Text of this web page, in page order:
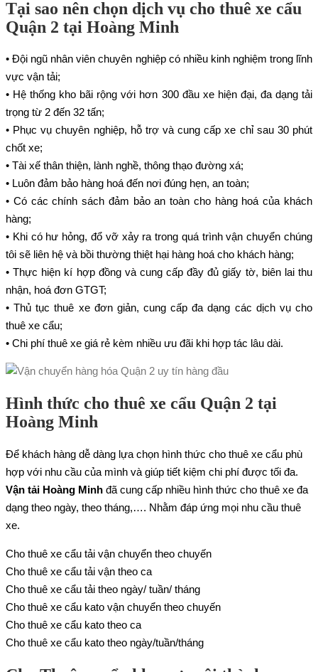
Tại sao nên chọn dịch vụ cho thuê xe cẩu
Quận 2 tại Hoàng Minh
• Đội ngũ nhân viên chuyên nghiệp có nhiều kinh nghiệm trong lĩnh
vực vận tải;
• Hệ thống kho bãi rộng với hơn 300 đầu xe hiện đại, đa dạng tải
trọng từ 2 đến 32 tấn;
• Phục vụ chuyên nghiệp, hỗ trợ và cung cấp xe chỉ sau 30 phút
chốt xe;
• Tài xế thân thiện, lành nghề, thông thạo đường xá;
• Luôn đảm bảo hàng hoá đến nơi đúng hẹn, an toàn;
• Có các chính sách đảm bảo an toàn cho hàng hoá của khách
hàng;
• Khi có hư hỏng, đổ vỡ xảy ra trong quá trình vận chuyển chúng
tôi sẽ liên hệ và bồi thường thiệt hại hàng hoá cho khách hàng;
• Thực hiện kí hợp đồng và cung cấp đầy đủ giấy tờ, biên lai thu
nhận, hoá đơn GTGT;
• Thủ tục thuê xe đơn giản, cung cấp đa dạng các dịch vụ cho
thuê xe cẩu;
• Chi phí thuê xe giá rẻ kèm nhiều ưu đãi khi hợp tác lâu dài.
Hình thức cho thuê xe cẩu Quận 2 tại
Hoàng Minh
Để khách hàng dễ dàng lựa chọn hình thức cho thuê xe cẩu phù
hợp với nhu cầu của mình và giúp tiết kiệm chi phí được tối đa.
Vận tải Hoàng Minh đã cung cấp nhiều hình thức cho thuê xe đa
dạng theo ngày, theo tháng,…. Nhằm đáp ứng mọi nhu cầu thuê
xe.
Cho thuê xe cẩu tải vận chuyển theo chuyến
Cho thuê xe cẩu tải vận theo ca
Cho thuê xe cẩu tải theo ngày/ tuần/ tháng
Cho thuê xe cẩu kato vận chuyển theo chuyến
Cho thuê xe cẩu kato theo ca
Cho thuê xe cẩu kato theo ngày/tuần/tháng